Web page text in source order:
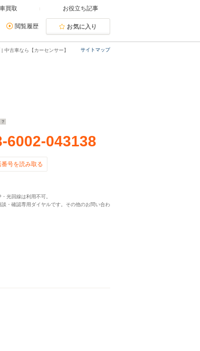
車買取 お役立ち記事
閲覧履歴 お気に入り
サイトマップ
古車なら【カーセンサー】
6002-043138
番号を読み取る
光回線は利用不可。
・確認専用ダイヤルです。その他のお問い合わ